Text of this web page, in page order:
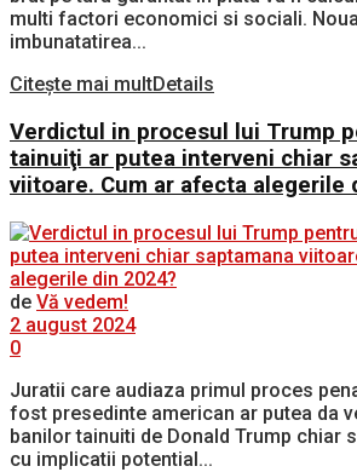
multi factori economici si sociali.
imbunatatirea...
Citește mai multDetails
Verdictul in procesul lui Trump
tainuiţi ar putea interveni chiar
viitoare. Cum ar afecta alegerile
de Vă vedem!
2 august 2024
0
Juratii care audiaza primul proces
fost presedinte american ar putea da
banilor tainuiti de Donald Trump chiar
cu implicatii potential...